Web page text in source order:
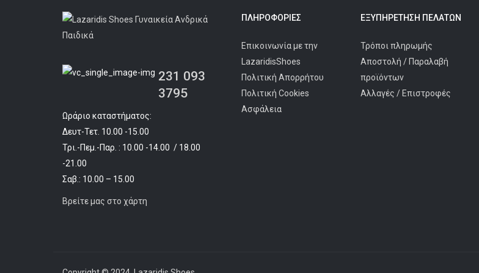
231 093
3795
Ωράριο καταστήματος:
Δευτ-Τετ. 10.00 -15.00
Τρι.-Πεμ.-Παρ. : 10.00 -14.00 / 18.00
-21.00
Σαβ.: 10.00 – 15.00
Βρείτε μας στο χάρτη
ΠΛΗΡΟΦΟΡΊΕΣ
Επικοινωνία με την
LazaridisShoes
Πολιτική Απορρήτου
Πολιτική Cookies
Ασφάλεια
ΕΞΥΠΗΡΈΤΗΣΗ ΠΕΛΑΤΩΝ
Τρόποι πληρωμής
Αποστολή / Παραλαβή
προϊόντων
Αλλαγές / Επιστροφές